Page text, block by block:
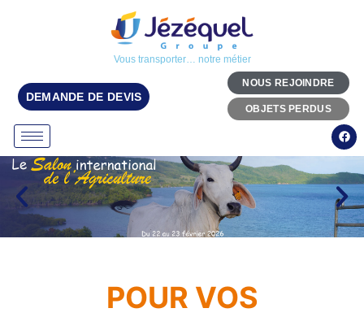
Vous transporter… notre métier
DEMANDE DE DEVIS
NOUS REJOINDRE
OBJETS PERDUS
POUR VOS